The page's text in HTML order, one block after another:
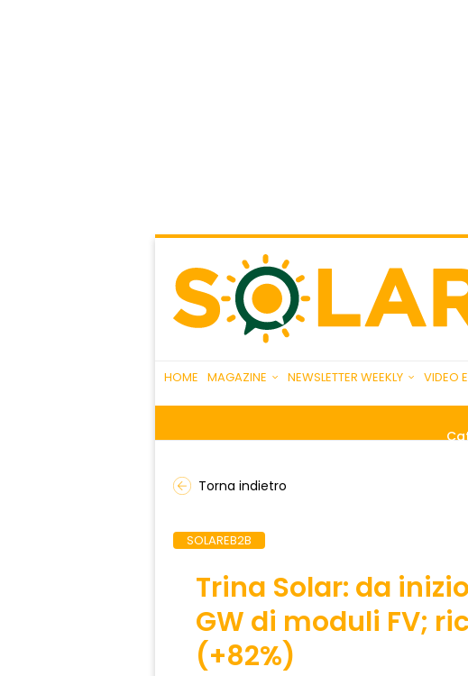
HOME MAGAZINE NEWSLETTER WEEKLY VIDEO
Torna indietro
SOLAREB2B
Trina Solar: da
GW di moduli FV;
(+82%)